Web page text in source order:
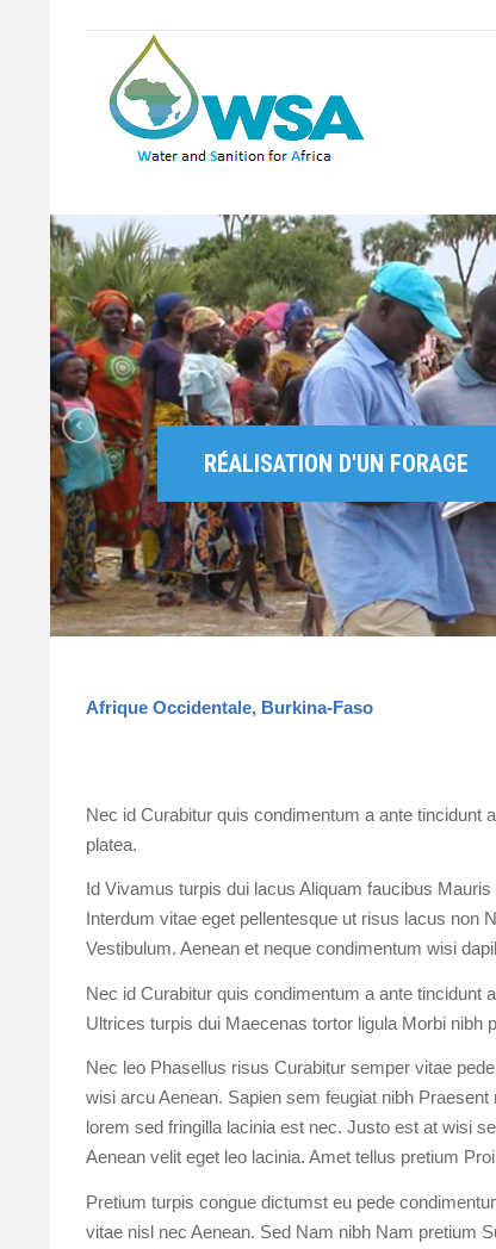
RÉALISATION D'UN FORAGE
Afrique Occidentale, Burkina-Faso
Nec id Curabitur quis condimentum a ante tincidunt
platea.
Id Vivamus turpis dui lacus Aliquam faucibus
Interdum vitae eget pellentesque ut risus lacus non
Vestibulum. Aenean et neque condimentum wisi
Nec id Curabitur quis condimentum a ante tincidunt
Ultrices turpis dui Maecenas tortor ligula Morbi
Nec leo Phasellus risus Curabitur semper vitae
wisi arcu Aenean. Sapien sem feugiat nibh
lorem sed fringilla lacinia est nec. Justo est at wisi
Aenean velit eget leo lacinia. Amet tellus pretium
Pretium turpis congue dictumst eu pede
vitae nisl nec Aenean. Sed Nam nibh Nam pretium